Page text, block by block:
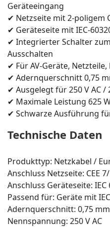
Geräteeingang
✔ Netzseite mit 2-poligem
✔ Geräteseite mit IEC-
✔ Integrierter Schalter
Ausschalten
✔ Für AV-Geräte,
✔ Adernquerschnitt 0,75
✔ Ausgelegt für 250 V AC /
✔ Maximale Leistung 625
✔ Schwarze Ausführung
Technische Daten
Produkttyp: Netzkabel /
Anschluss Netzseite: CEE
Anschluss Geräteseite:
Passend für: Geräte mit
Adernquerschnitt: 0,75
Nennspannung: 250 V AC